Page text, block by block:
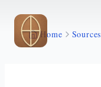
Skip to main content
Home Sources